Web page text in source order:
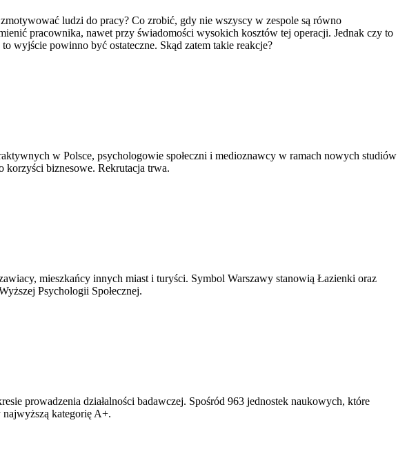
ludzi do pracy? Co zrobić, gdy nie wszyscy w zespole są równo
pracownika, nawet przy świadomości wysokich kosztów tej operacji. Jednak czy to
wyjście powinno być ostateczne. Skąd zatem takie reakcje?
w Polsce, psychologowie społeczni i medioznawcy w ramach nowych studiów
korzyści biznesowe. Rekrutacja trwa.
mieszkańcy innych miast i turyści. Symbol Warszawy stanowią Łazienki oraz
Psychologii Społecznej.
prowadzenia działalności badawczej. Spośród 963 jednostek naukowych, które
najwyższą kategorię A+.